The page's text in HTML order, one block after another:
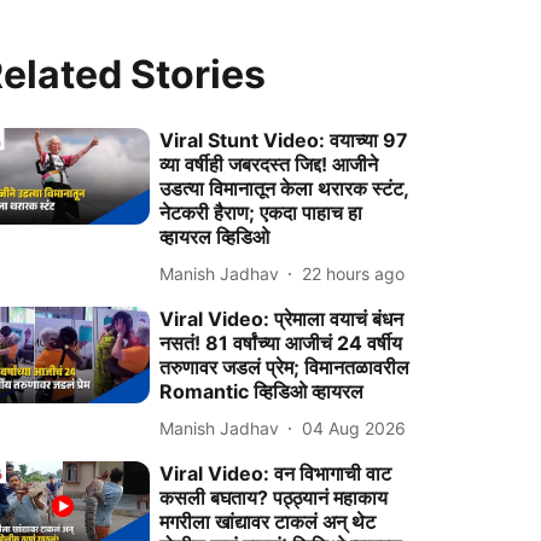
Stories
Viral Stunt Video: वयाच्या 97
व्या वर्षीही जबरदस्त जिद्द! आजीने
उडत्या विमानातून केला थरारक स्टंट,
नेटकरी हैराण; एकदा पाहाच हा
व्हायरल व्हिडिओ
Manish Jadhav 22 hours ago
Viral Video: प्रेमाला वयाचं बंधन
नसतं! 81 वर्षांच्या आजीचं 24 वर्षीय
तरुणावर जडलं प्रेम; विमानतळावरील
Romantic व्हिडिओ व्हायरल
Manish Jadhav 04 Aug 2026
Viral Video: वन विभागाची वाट
कसली बघताय? पठ्ठ्यानं महाकाय
मगरीला खांद्यावर टाकलं अन् थेट